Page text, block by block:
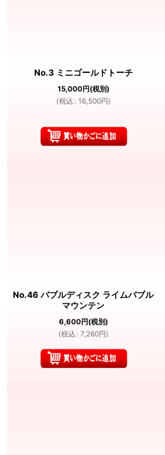
No.3 ミニゴールドトーチ
15,000円(税別)
(税込 : 16,500円)
No.46 バブルディスク ライムバブル
マウンテン
6,600円(税別)
(税込 : 7,260円)